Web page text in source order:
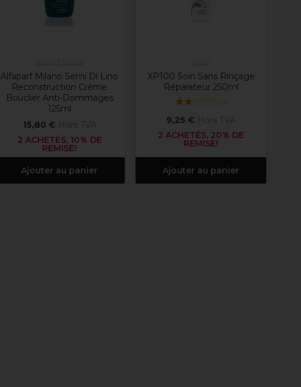
Alfaparf Milano Semi Di Lino
Reconstruction Crème
Bouclier Anti-Dommages
125ml
15,80 € Hors TVA
2 ACHETÉS, 10% DE
REMISE!
Ajouter au panier
XP100 Soin Sans Rinçage
Réparateur 250ml
(1)
9,25 € Hors TVA
2 ACHETÉS, 20% DE
REMISE!
Ajouter au panier